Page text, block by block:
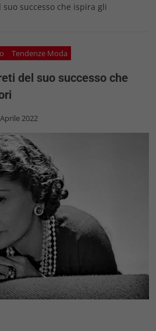
successo che ispira gli
Tendenze Moda
del suo successo che
2022